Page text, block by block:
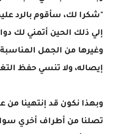
"شكرا لك، سأقوم بالرد
إلي ذلك الحين أتمني لك
وغيرها من الجمل
إيصاله، ولا تنسي حفظ
وبهذا نكون قد إنتهينا من
تصلنا من أطراف أخري